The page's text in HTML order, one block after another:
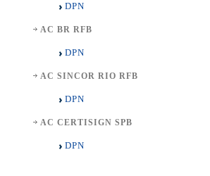
DPN
AC BR RFB
DPN
AC SINCOR RIO RFB
DPN
AC CERTISIGN SPB
DPN